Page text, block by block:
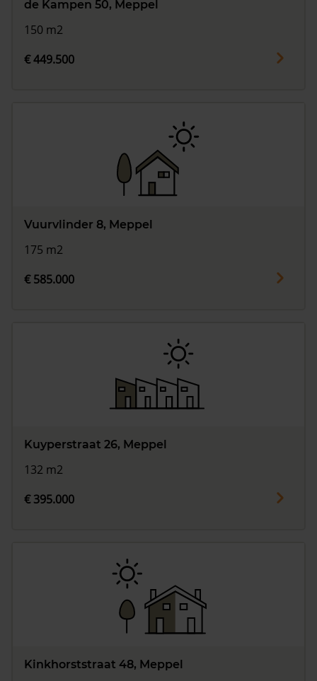
de Kampen 50, Meppel
150 m2
€ 449.500
Vuurvlinder 8, Meppel
175 m2
€ 585.000
Kuyperstraat 26, Meppel
132 m2
€ 395.000
Kinkhorststraat 48, Meppel